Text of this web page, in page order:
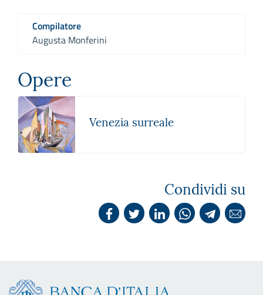
Compilatore
Augusta Monferini
Opere
Venezia surreale
Condividi su